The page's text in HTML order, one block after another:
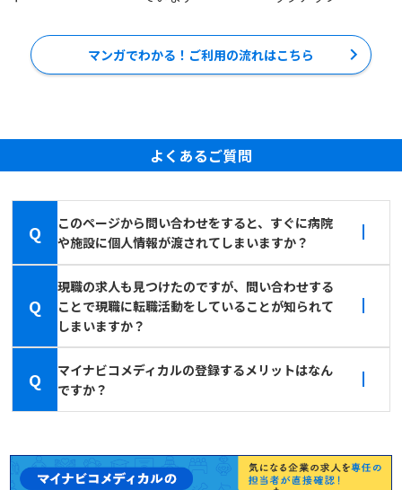
マンガでわかる！ご利用の流れはこちら
よくあるご質問
Q
このページから問い合わせをすると、すぐに病院
や施設に個人情報が渡されてしまいますか？
Q
現職の求人も見つけたのですが、問い合わせする
ことで現職に転職活動をしていることが知られて
しまいますか？
Q
マイナビコメディカルの登録するメリットはなん
ですか？